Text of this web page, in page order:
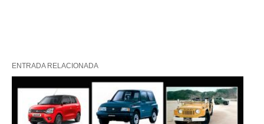
ENTRADA RELACIONADA